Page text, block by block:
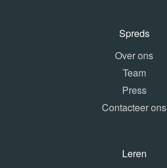
Spreds
Over ons
Team
Press
Contacteer ons
Leren